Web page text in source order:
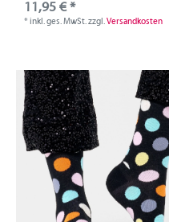
11,95 € *
*inkl. ges. MwSt.zzgl.Versandkosten